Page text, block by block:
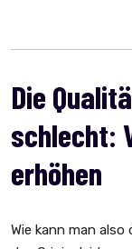
Die
schlecht:
erhöhen
Wie kann man